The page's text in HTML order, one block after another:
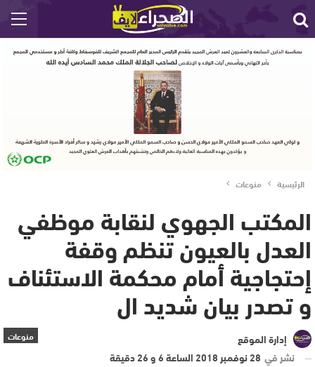
الرئيسية منوعات
المكتب الجهوي لنقابة موظفي
العدل بالعيون تنظم وقفة
إحتجاجية أمام محكمة الاستئناف
و تصدر بيان شديد ال
منوعات
إدارة الموقع
نشر في 28 نوفمبر 2018 الساعة 6 و 26 دقيقة